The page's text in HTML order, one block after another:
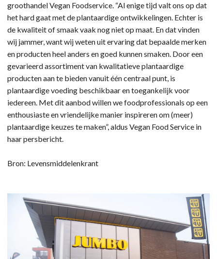
groothandel Vegan Foodservice. “Al enige tijd valt ons op dat
het hard gaat met de plantaardige ontwikkelingen. Echter is
de kwaliteit of smaak vaak nog niet op maat. En dat vinden
wij jammer, want wij weten uit ervaring dat bepaalde merken
en producten heel anders en goed kunnen smaken. Door een
gevarieerd assortiment van kwalitatieve plantaardige
producten aan te bieden vanuit één centraal punt, is
plantaardige voeding beschikbaar en toegankelijk voor
iedereen. Met dit aanbod willen we foodprofessionals op een
enthousiaste en vriendelijke manier inspireren om (meer)
plantaardige keuzes te maken”, aldus Vegan Food Service in
haar persbericht.
Bron: Levensmiddelenkrant